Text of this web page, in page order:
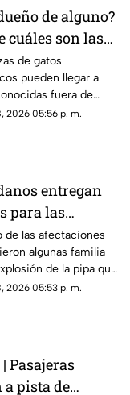
de alguno?
cuáles son las
más raras
domésticos en
mundo
de gatos
pueden llegar a
fuera de
y
2026 05:56 p. m.
entregan
para las
afectadas por
de pipa en
de las afectaciones
algunas familia
de la pipa que
gas LP,
2026 05:53 p. m.
| Pasajeras
pista de